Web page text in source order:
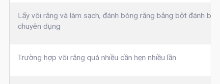
Lấy vôi răng và làm sạch, đánh bóng răng bằng bột đánh
chuyên dụng
Trường hợp vôi răng quá nhiều cần hẹn nhiều lần